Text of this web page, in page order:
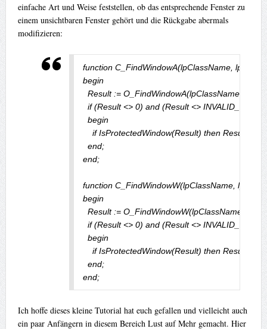
einfache Art und Weise feststellen, ob das entsprechende Fenster zu
einem unsichtbaren Fenster gehört und die Rückgabe abermals
modifizieren:
function C_FindWindowA(lpClassName,
begin
Result := O_FindWindowA(lpClassName,
if (Result <> 0) and (Result <>
  begin
    if IsProtectedWindow(Result) then Result := 0;
  end;
end;
function C_FindWindowW(lpClassName,
begin
Result := O_FindWindowW(lpClassName,
if (Result <> 0) and (Result <>
  begin
    if IsProtectedWindow(Result) then Result := 0;
  end;
end;
Ich hoffe dieses kleine Tutorial hat euch gefallen und vielleicht auch
ein paar Anfängern in diesem Bereich Lust auf Mehr gemacht. Hier